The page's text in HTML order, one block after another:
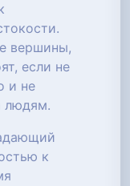
вершины,
если не
и не
людям.
к